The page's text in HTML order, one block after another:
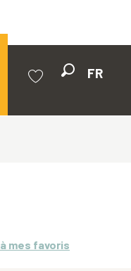
FR
mes favoris